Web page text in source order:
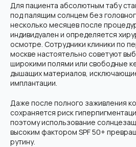
Для пациента абсолютным табу
под палящим солнцем без
несколько месяцев после
индивидуален и определяется
осмотре. Сотрудники клиники по
москве настоятельно советуют
широкими полями или свободные
дышащих материалов,
имплантации.
Даже после полного заживления
сохраняется риск
поэтому использование
высоким фактором SPF 50+
рутину.